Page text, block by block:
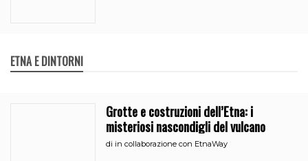
ETNA E DINTORNI
Grotte e costruzioni dell’Etna: i
misteriosi nascondigli del vulcano
di in collaborazione con EtnaWay